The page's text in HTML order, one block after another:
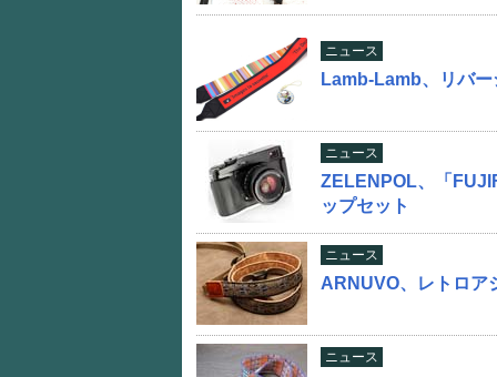
ニュース
Lamb-Lamb、リバ
ニュース
ZELENPOL、「
ップセット
ニュース
ARNUVO、レトロア
ニュース